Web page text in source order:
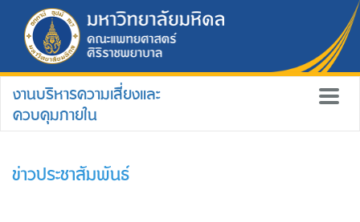
งานบริหารความเสี่ยงและ
ควบคุมภายใน
ข่าวประชาสัมพันธ์